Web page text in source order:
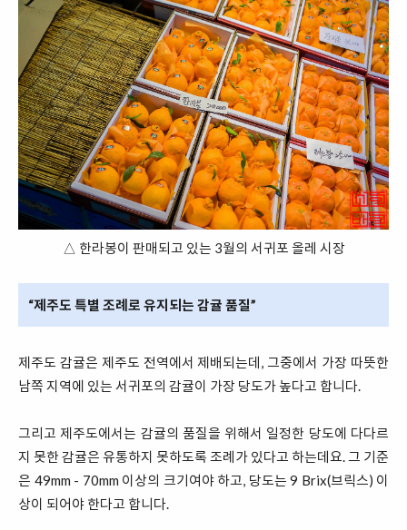
△ 한라봉이 판매되고 있는 3월의 서귀포 올레 시장
“제주도 특별 조례로 유지되는 감귤 품질”
제주도 감귤은 제주도 전역에서 제배되는데, 그중에서 가장 따뜻한
남쪽 지역에 있는 서귀포의 감귤이 가장 당도가 높다고 합니다.
그리고 제주도에서는 감귤의 품질을 위해서 일정한 당도에 다다르
지 못한 감귤은 유통하지 못하도록 조례가 있다고 하는데요. 그 기준
은 49mm - 70mm 이상의 크기여야 하고, 당도는 9 Brix(브릭스) 이
상이 되어야 한다고 합니다.